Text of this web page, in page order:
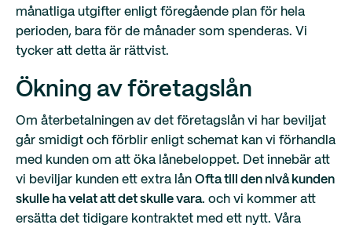
månatliga utgifter enligt föregående plan för hela
perioden, bara för de månader som spenderas. Vi
tycker att detta är rättvist.
Ökning av företagslån
Om återbetalningen av det företagslån vi har beviljat
går smidigt och förblir enligt schemat kan vi förhandla
med kunden om att öka lånebeloppet. Det innebär att
vi beviljar kunden ett extra lån Ofta till den nivå kunden
skulle ha velat att det skulle vara. och vi kommer att
ersätta det tidigare kontraktet med ett nytt. Våra